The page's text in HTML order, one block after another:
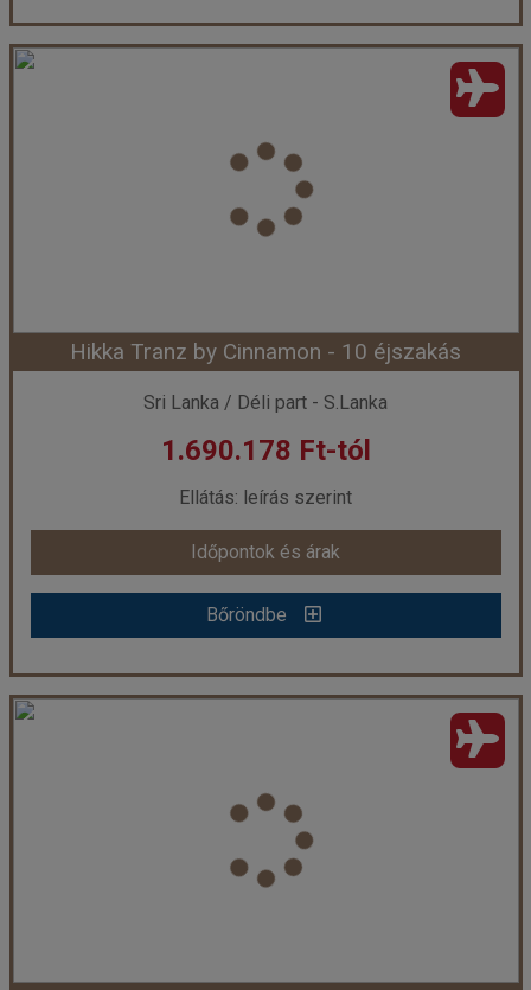
Araliya Beach Resort & Spa Unawatuna - 10 éjszakás
Város:Unawatuna
Utazás módja:
Repülővel
leírás szerint
Szálláskategória: Hotel *****
DOUBLE DELUXE - Deluxe Double Room
Időpont: 2026-08-14 | 10 éj
már 1.789.838 Ft-tól
Időpontok és árak
Bőröndbe
Hikka Tranz by Cinnamon - 10 éjszakás
Sri Lanka / Déli part - S.Lanka
1.690.178 Ft-tól
Ellátás: leírás szerint
Időpontok és árak
Bőröndbe
Hikka Tranz by Cinnamon - 10 éjszakás
Város:Hikkaduwa
Utazás módja:
Repülővel
leírás szerint
Szálláskategória:Hotel ****
DOUBLE SUPERIOR - Superior Twin Ocean View Room Double